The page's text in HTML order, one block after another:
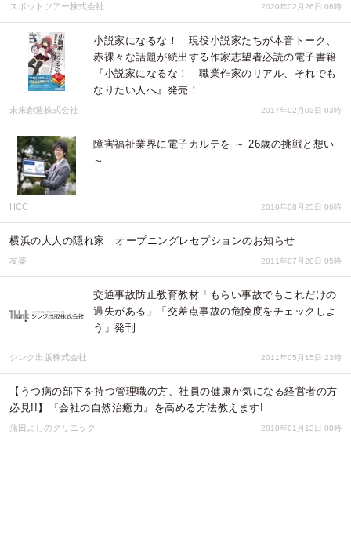
スポットツアー株式会社 2020年02月26日 06時
小説家になるな！ 現役小説家たちが本音トーク、
赤裸々な話題が続出する作家志望者必読の電子書籍
『小説家になるな！ 職業作家のリアル、それでも
なりたい人へ』発売！
未来創造株式会社 2017年02月03日 03時
障害福祉業界に電子カルテを ～ 26歳の挑戦と想い
～
HCC 2016年08月25日 06時
横浜の大人の隠れ家 オープニングレセプションのお知らせ
友楽 2011年07月20日 05時
交通事故防止教育教材「もらい事故でもこれだけの
過失がある」「交差点事故の危険度をチェックしよ
う」発刊
シンク出版株式会社 2011年05月15日 23時
【うつ病の部下を持つ管理職の方、社員の健康が気になる経営者の方
必見!!】『会社の自然治癒力』を高める方法教えます!
蒲田よしのクリニック 2010年01月13日 08時